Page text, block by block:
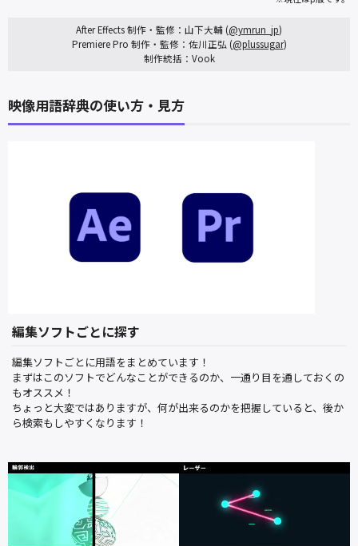
After Effects 制作・監修：山下大輔 (@ymrun_jp)
Premiere Pro 制作・監修：佐川正弘 (@plussugar)
制作統括：Vook
映像用語辞典の使い方・見方
編集ソフトごとに探す
編集ソフトごとに用語をまとめています！
まずはこのソフトでどんなことができるのか、一通り目を通しておくの
もオススメ！
ちょっと大変ではありますが、何が出来るのかを把握していると、後か
ら検索もしやすくなります！